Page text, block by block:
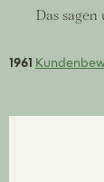
Das
1961